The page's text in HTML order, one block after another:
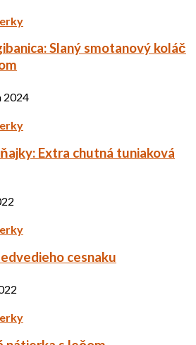
Slaný smotanový koláč
2024
Extra chutná tuniaková
cesnaku